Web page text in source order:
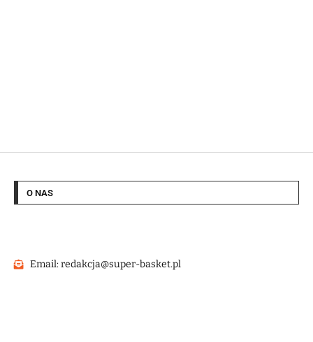
O NAS
Email: redakcja@super-basket.pl